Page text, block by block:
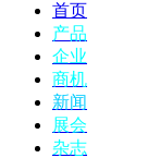
首页
产品
企业
商机
新闻
展会
杂志